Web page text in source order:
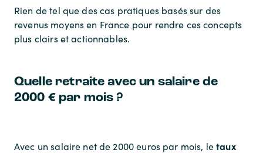
Rien de tel que des cas pratiques basés sur des
revenus moyens en France pour rendre ces concepts
plus clairs et actionnables.
Quelle retraite avec un salaire de
2000 € par mois ?
Avec un salaire net de 2000 euros par mois, letaux